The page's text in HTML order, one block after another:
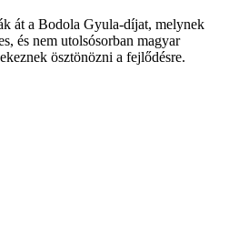
át a Bodola Gyula-díjat, melynek
és nem utolsósorban magyar
ösztönözni a fejlődésre.